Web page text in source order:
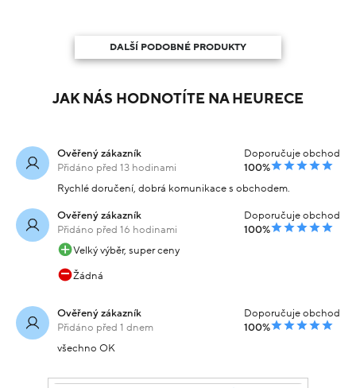
DALŠÍ PODOBNÉ PRODUKTY
JAK NÁS HODNOTÍTE NA HEURECE
Ověřený zákazník
Přidáno před 13 hodinami
Doporučuje obchod
100%
Rychlé doručení, dobrá komunikace s obchodem.
Ověřený zákazník
Přidáno před 16 hodinami
Doporučuje obchod
100%
Velký výběr, super ceny
Žádná
Ověřený zákazník
Přidáno před 1 dnem
Doporučuje obchod
100%
všechno OK